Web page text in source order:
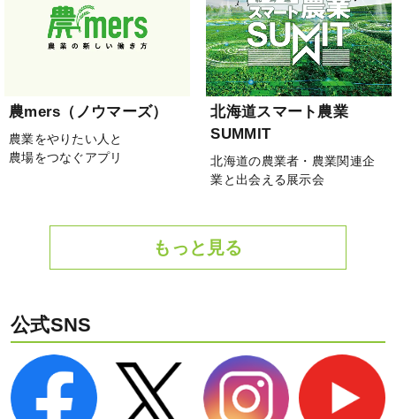
農mers（ノウマーズ）
農業をやりたい人と
農場をつなぐアプリ
北海道スマート農業
SUMMIT
北海道の農業者・農業関連企
業と出会える展示会
もっと見る
公式SNS